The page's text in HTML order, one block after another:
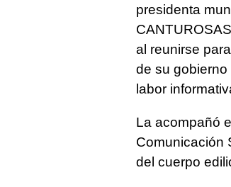
presidenta
al reunirse
de su gobierno
labor
La acompañó
Comunicación
del cuerpo